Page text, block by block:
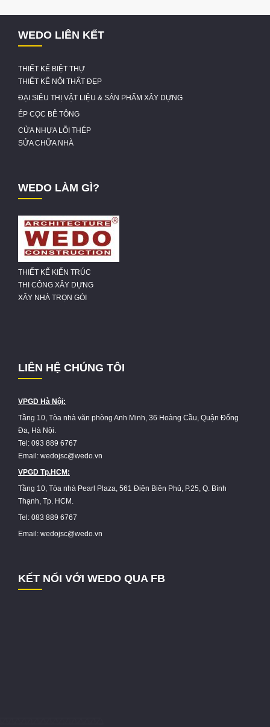
WEDO LIÊN KẾT
THIẾT KẾ BIỆT THỰ
THIẾT KẾ NỘI THẤT ĐẸP
ĐẠI SIÊU THỊ VẬT LIỆU & SẢN PHẨM XÂY DỰNG
ÉP CỌC BÊ TÔNG
CỬA NHỰA LÕI THÉP
SỬA CHỮA NHÀ
WEDO LÀM GÌ?
THIẾT KẾ KIẾN TRÚC
THI CÔNG XÂY DỰNG
XÂY NHÀ TRỌN GÓI
LIÊN HỆ CHÚNG TÔI
VPGD Hà Nội:
Tầng 10, Tòa nhà văn phòng Anh Minh, 36 Hoàng Cầu, Quận Đống
Đa, Hà Nội.
Tel: 093 889 6767
Email: wedojsc@wedo.vn
VPGD Tp.HCM:
Tầng 10, Tòa nhà Pearl Plaza, 561 Điện Biên Phủ, P.25, Q. Bình
Thạnh, Tp. HCM.
Tel: 083 889 6767
Email: wedojsc@wedo.vn
KẾT NỐI VỚI WEDO QUA FB